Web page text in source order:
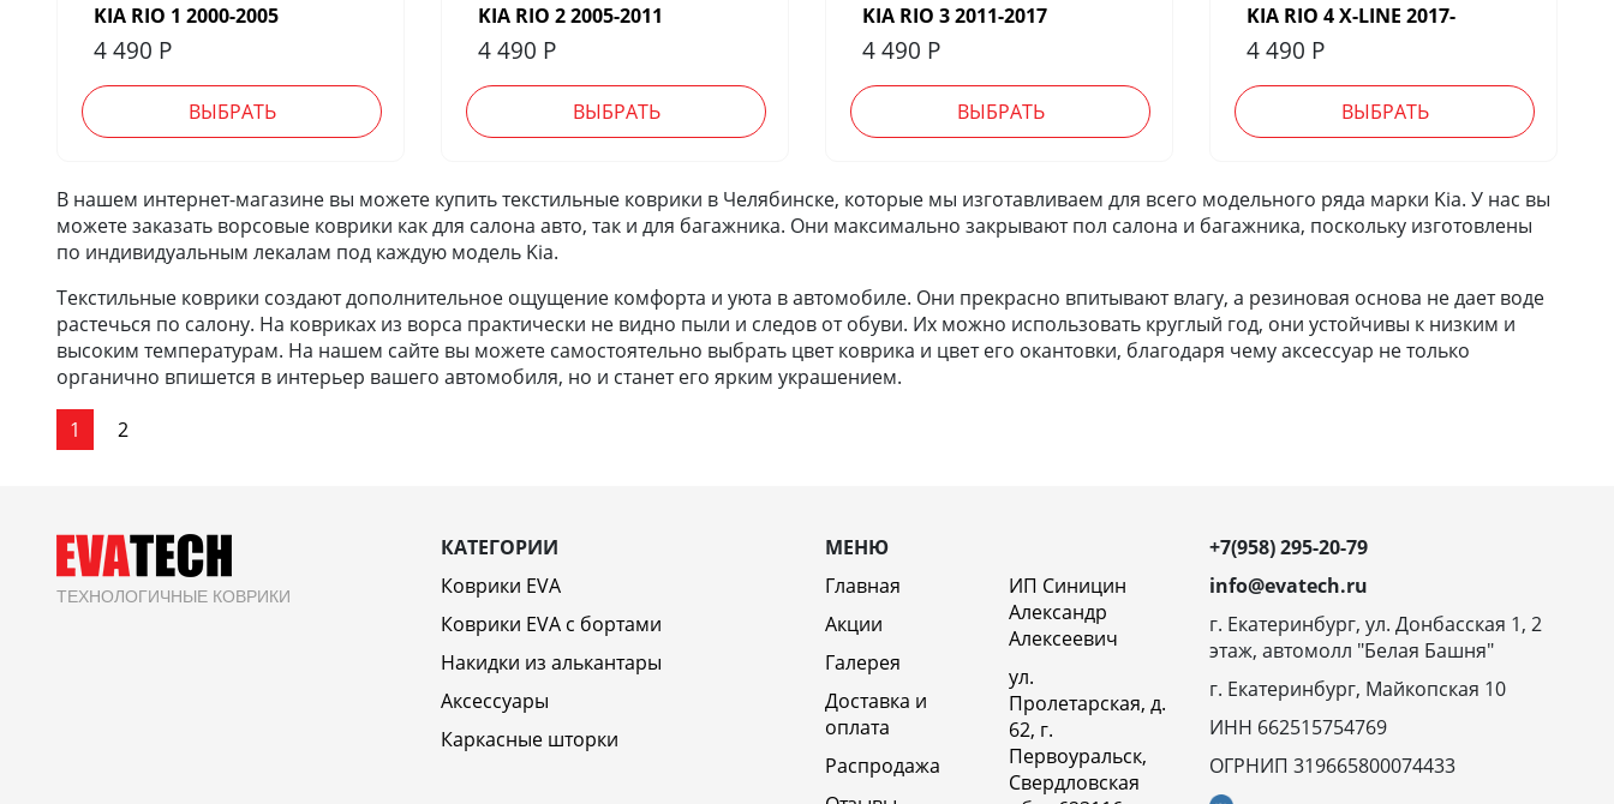
KIA RIO 1 2000-2005
4 490 Р
ВЫБРАТЬ
KIA RIO 2 2005-2011
4 490 Р
ВЫБРАТЬ
KIA RIO 3 2011-2017
4 490 Р
ВЫБРАТЬ
KIA RIO 4 X-LINE 2017-
4 490 Р
ВЫБРАТЬ
В нашем интернет-магазине вы можете купить текстильные коврики в Челябинске, которые мы изготавливаем для всего модельного ряда марки Kia. У нас вы
можете заказать ворсовые коврики как для салона авто, так и для багажника. Они максимально закрывают пол салона и багажника, поскольку изготовлены
по индивидуальным лекалам под каждую модель Kia.
Текстильные коврики создают дополнительное ощущение комфорта и уюта в автомобиле. Они прекрасно впитывают влагу, а резиновая основа не дает воде
растечься по салону. На ковриках из ворса практически не видно пыли и следов от обуви. Их можно использовать круглый год, они устойчивы к низким и
высоким температурам. На нашем сайте вы можете самостоятельно выбрать цвет коврика и цвет его окантовки, благодаря чему аксессуар не только
органично впишется в интерьер вашего автомобиля, но и станет его ярким украшением.
1
2
ТЕХНОЛОГИЧНЫЕ КОВРИКИ
КАТЕГОРИИ
Коврики EVA
Коврики EVA c бортами
Накидки из алькантары
Аксессуары
Каркасные шторки
МЕНЮ
Главная
Акции
Галерея
Доставка и
оплата
Распродажа
ИП Синицин
Александр
Алексеевич
ул.
Пролетарская, д.
62, г.
Первоуральск,
Свердловская
+7(958) 295-20-79
info@evatech.ru
г. Екатеринбург, ул. Донбасская 1, 2
этаж, автомолл "Белая Башня"
г. Екатеринбург, Майкопская 10
ИНН 662515754769
ОГРНИП 319665800074433